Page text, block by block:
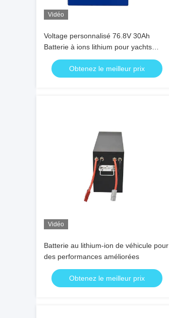
Vidéo
Voltage personnalisé 76.8V 30Ah
Batterie à ions lithium pour yachts
électriques OEM ODM
Obtenez le meilleur prix
Vidéo
Batterie au lithium-ion de véhicule pour
des performances améliorées
Obtenez le meilleur prix